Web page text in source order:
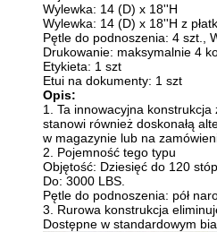
Wylewka: 14 (D) x 18''H
Wylewka: 14 (D) x 18''H z
Pętle do podnoszenia: 4 szt.,
Drukowanie: maksymalnie 4
Etykieta: 1 szt
Etui na dokumenty: 1 szt
Opis:
1. Ta innowacyjna
stanowi również doskonałą
w magazynie lub na
2. Pojemność tego typu
Objętość: Dziesięć do 120
Do: 3000 LBS.
Pętle do podnoszenia: pół
3. Rurowa konstrukcja
Dostępne w standardowym